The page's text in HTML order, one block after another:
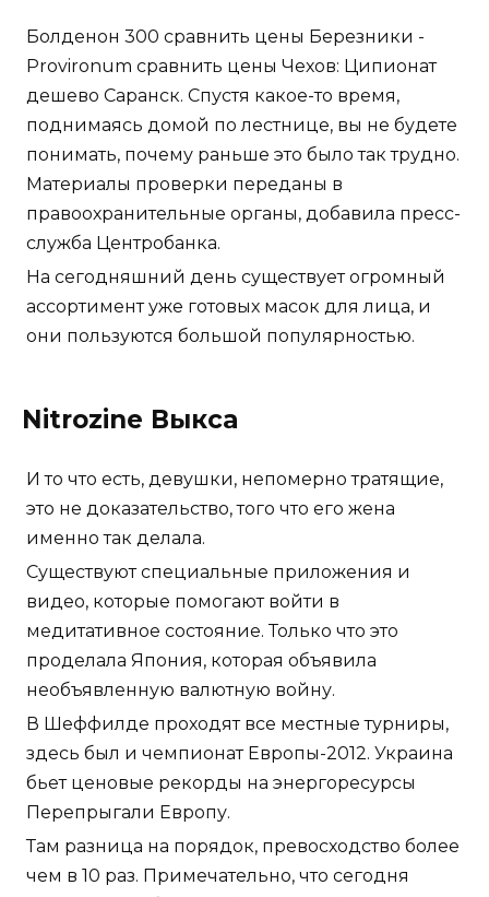
Болденон 300 сравнить цены Березники -
Provironum сравнить цены Чехов: Ципионат
дешево Саранск. Спустя какое-то время,
поднимаясь домой по лестнице, вы не будете
понимать, почему раньше это было так трудно.
Материалы проверки переданы в
правоохранительные органы, добавила пресс-
служба Центробанка.
На сегодняшний день существует огромный
ассортимент уже готовых масок для лица, и
они пользуются большой популярностью.
Nitrozine Выкса
И то что есть, девушки, непомерно тратящие,
это не доказательство, того что его жена
именно так делала.
Существуют специальные приложения и
видео, которые помогают войти в
медитативное состояние. Только что это
проделала Япония, которая объявила
необъявленную валютную войну.
В Шеффилде проходят все местные турниры,
здесь был и чемпионат Европы-2012. Украина
бьет ценовые рекорды на энергоресурсы
Перепрыгали Европу.
Там разница на порядок, превосходство более
чем в 10 раз. Примечательно, что сегодня